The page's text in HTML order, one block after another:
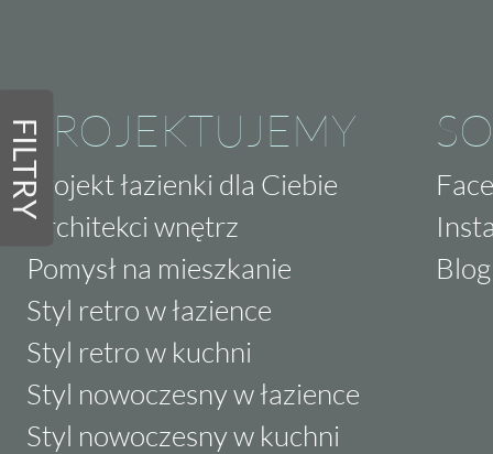
FILTRYPROJEKTUJEMY
Projekt łazienki dla Ciebie
Architekci wnętrz
Pomysł na mieszkanie
Styl retro w łazience
Styl retro w kuchni
Styl nowoczesny w łazience
Styl nowoczesny w kuchni
Blog